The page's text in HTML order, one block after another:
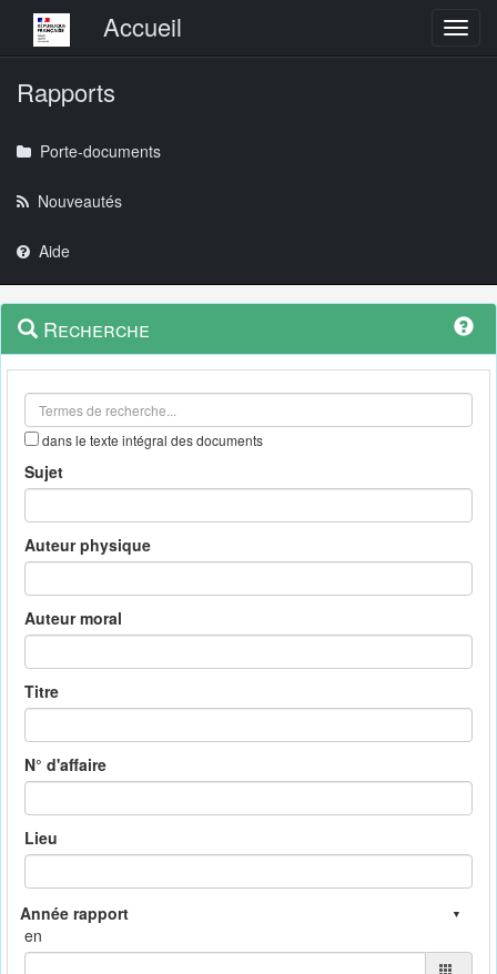
Menu principalAccueil
Rapports
Porte-documents
Nouveautés
Aide
Navigation
outils
Menu
contextuel
Recherche
dans le texte intégral des documents
Sujet
Auteur physique
Auteur moral
Titre
N° d'affaire
Lieu
en